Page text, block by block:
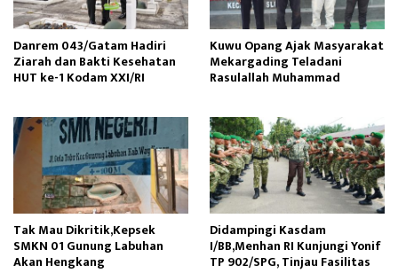
Danrem 043/Gatam Hadiri
Ziarah dan Bakti Kesehatan
HUT ke-1 Kodam XXI/RI
Kuwu Opang Ajak Masyarakat
Mekargading Teladani
Rasulallah Muhammad
Tak Mau Dikritik,Kepsek
SMKN 01 Gunung Labuhan
Akan Hengkang
Didampingi Kasdam
I/BB,Menhan RI Kunjungi Yonif
TP 902/SPG, Tinjau Fasilitas